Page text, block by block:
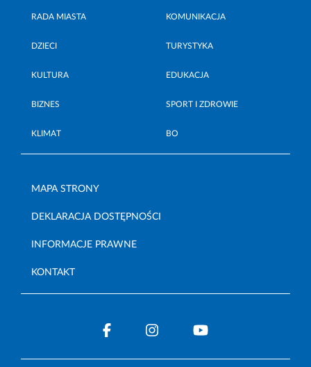
RADA MIASTA KOMUNIKACJA
DZIECI TURYSTYKA
KULTURA EDUKACJA
BIZNES SPORT I ZDROWIE
KLIMAT BO
MAPA STRONY
DEKLARACJA DOSTĘPNOŚCI
INFORMACJE PRAWNE
KONTAKT